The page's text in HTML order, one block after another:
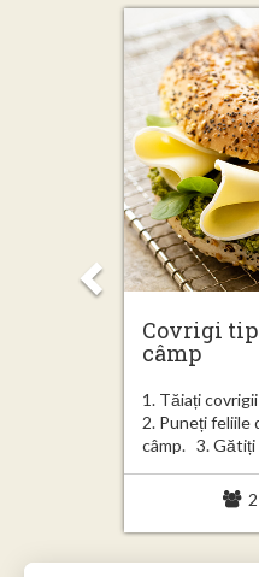
Covrigi tip
câmp
1. Tăiați
2. Puneți feliile
câmp. 3. Gătiți
2